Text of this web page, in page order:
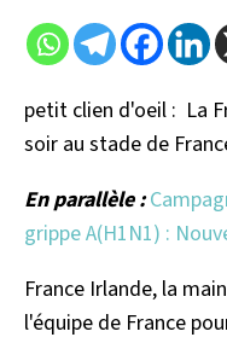
petit clien d'oeil : La
soir au stade de
En parallèle :
grippe A(H1N1) :
France Irlande, la
l'équipe de France